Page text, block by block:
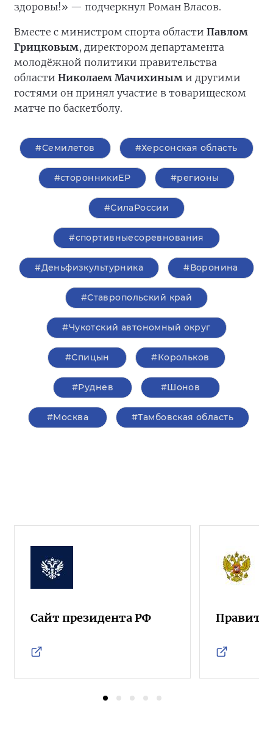
здоровы!» — подчеркнул Роман Власов.
Вместе с министром спорта области Павлом
Грицковым, директором департамента
молодёжной политики правительства
области Николаем Мачихиным и другими
гостями он принял участие в товарищеском
матче по баскетболу.
#Семилетов #Херсонская область
#сторонникиЕР #регионы
#СилаРоссии
#спортивныесоревнования
#Деньфизкультурника #Воронина
#Ставропольский край
#Чукотский автономный округ
#Спицын #Корольков
#Руднев #Шонов
#Москва #Тамбовская область
Сайт президента РФ